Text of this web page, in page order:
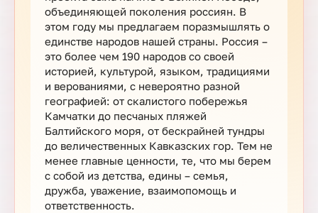
объединяющей поколения россиян. В
этом году мы предлагаем поразмышлять о
единстве народов нашей страны. Россия –
это более чем 190 народов со своей
историей, культурой, языком, традициями
и верованиями, с невероятно разной
географией: от скалистого побережья
Камчатки до песчаных пляжей
Балтийского моря, от бескрайней тундры
до величественных Кавказских гор. Тем не
менее главные ценности, те, что мы берем
с собой из детства, едины – семья,
дружба, уважение, взаимопомощь и
ответственность.